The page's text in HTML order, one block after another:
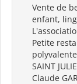
Vente de
enfant,
Petite
SAINT
Claude